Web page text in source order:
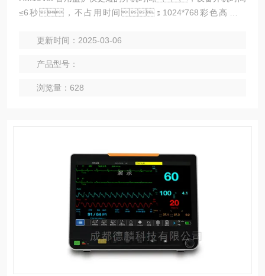
≤6秒，不占用时间；1024*768彩色高清显
超长报警灯，双侧显示，360°可
更新时间：2025-03-06
产品型号：
浏览量：628